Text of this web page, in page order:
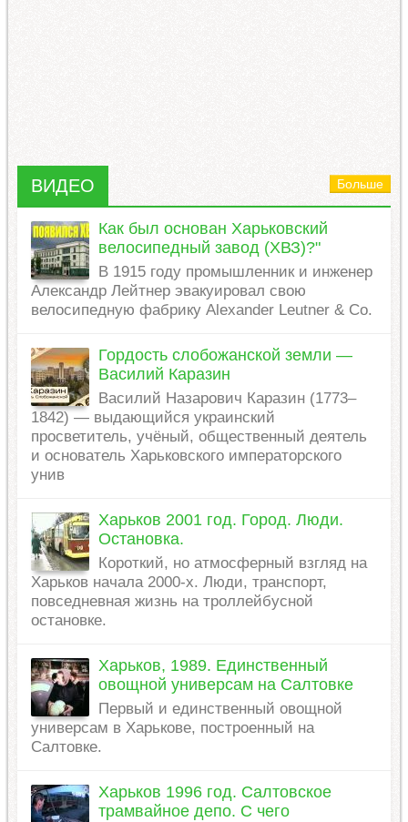
ВИДЕО Больше
Как был основан Харьковский
велосипедный завод (ХВЗ)?"
В 1915 году промышленник и инженер
Александр Лейтнер эвакуировал свою
велосипедную фабрику Alexander Leutner & Co.
Гордость слобожанской земли —
Василий Каразин
Василий Назарович Каразин (1773–
1842) — выдающийся украинский
просветитель, учёный, общественный деятель
и основатель Харьковского императорского
унив
Харьков 2001 год. Город. Люди.
Остановка.
Короткий, но атмосферный взгляд на
Харьков начала 2000-х. Люди, транспорт,
повседневная жизнь на троллейбусной
остановке.
Харьков, 1989. Единственный
овощной универсам на Салтовке
Первый и единственный овощной
универсам в Харькове, построенный на
Салтовке.
Харьков 1996 год. Салтовское
трамвайное депо. С чего